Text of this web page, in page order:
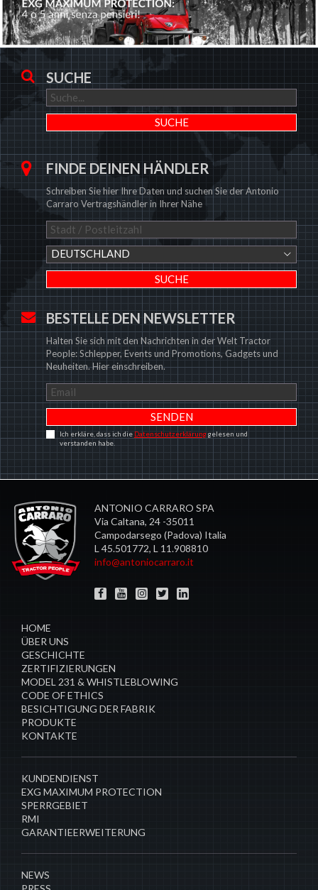
SUCHE
FINDE DEINEN HÄNDLER
Schreiben Sie hier Ihre Daten und suchen Sie der Antonio
Carraro Vertragshändler in Ihrer Nähe
DEUTSCHLAND
BESTELLE DEN NEWSLETTER
Halten Sie sich mit den Nachrichten in der Welt Tractor
People: Schlepper, Events und Promotions, Gadgets und
Neuheiten. Hier einschreiben.
Ich erkläre, dass ich die Datenschutzerklärunggelesen und
verstanden habe.
ANTONIO CARRARO SPA
Via Caltana, 24 -35011
Campodarsego (Padova) Italia
L 45.501772, L 11.908810
info@antoniocarraro.it
HOME
ÜBER UNS
GESCHICHTE
ZERTIFIZIERUNGEN
MODEL 231 & WHISTLEBLOWING
CODE OF ETHICS
BESICHTIGUNG DER FABRIK
PRODUKTE
KONTAKTE
​KUNDENDIENST
EXG MAXIMUM PROTECTION
SPERRGEBIET
RMI
GARANTIEERWEITERUNG
NEWS